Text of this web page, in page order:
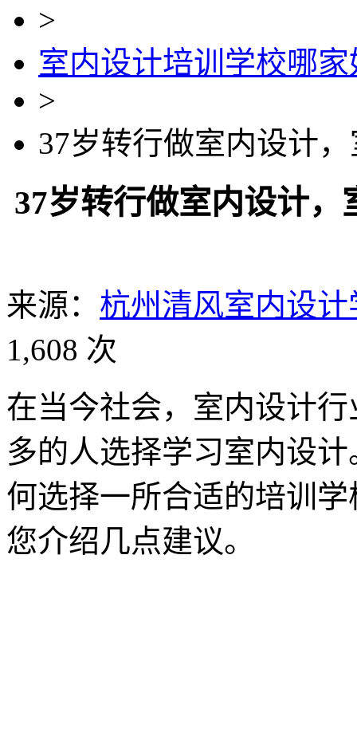
>
室内设计培训学校哪家
>
37岁转行做室内设计
37岁转行做室内设计
来源： 杭州清风室内设计
1,608 次
在当今社会，室内设计
多的人选择学习室内设
何选择一所合适的培训
您介绍几点建议。